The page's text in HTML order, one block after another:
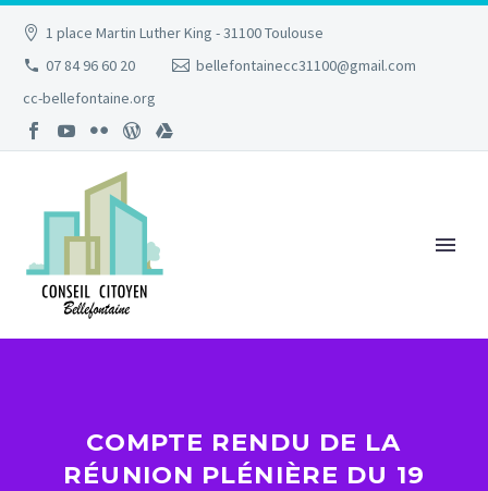
1 place Martin Luther King - 31100 Toulouse
07 84 96 60 20
bellefontainecc31100@gmail.com
cc-bellefontaine.org
COMPTE RENDU DE LA
RÉUNION PLÉNIÈRE DU 19